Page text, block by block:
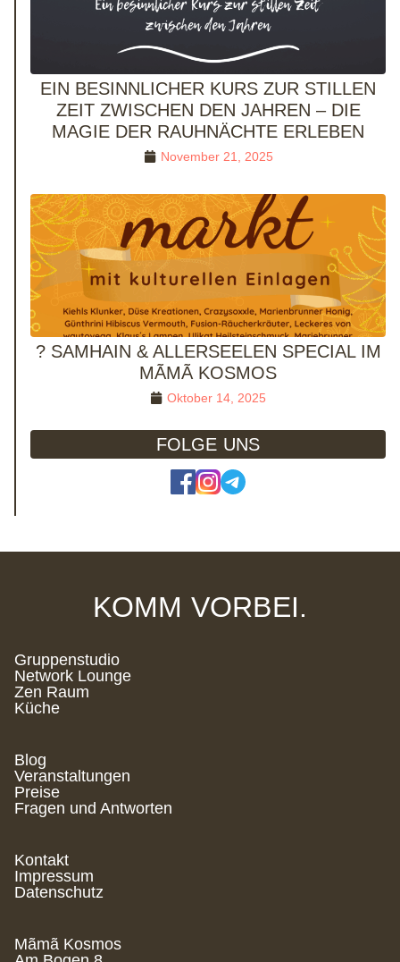
EIN BESINNLICHER KURS ZUR STILLEN
ZEIT ZWISCHEN DEN JAHREN – DIE
MAGIE DER RAUHNÄCHTE ERLEBEN
November 21, 2025
? SAMHAIN & ALLERSEELEN SPECIAL IM
MÃMÃ KOSMOS
Oktober 14, 2025
FOLGE UNS
KOMM VORBEI.
Gruppenstudio
Network Lounge
Zen Raum
Küche
Blog
Veranstaltungen
Preise
Fragen und Antworten
Kontakt
Impressum
Datenschutz
Mãmã Kosmos